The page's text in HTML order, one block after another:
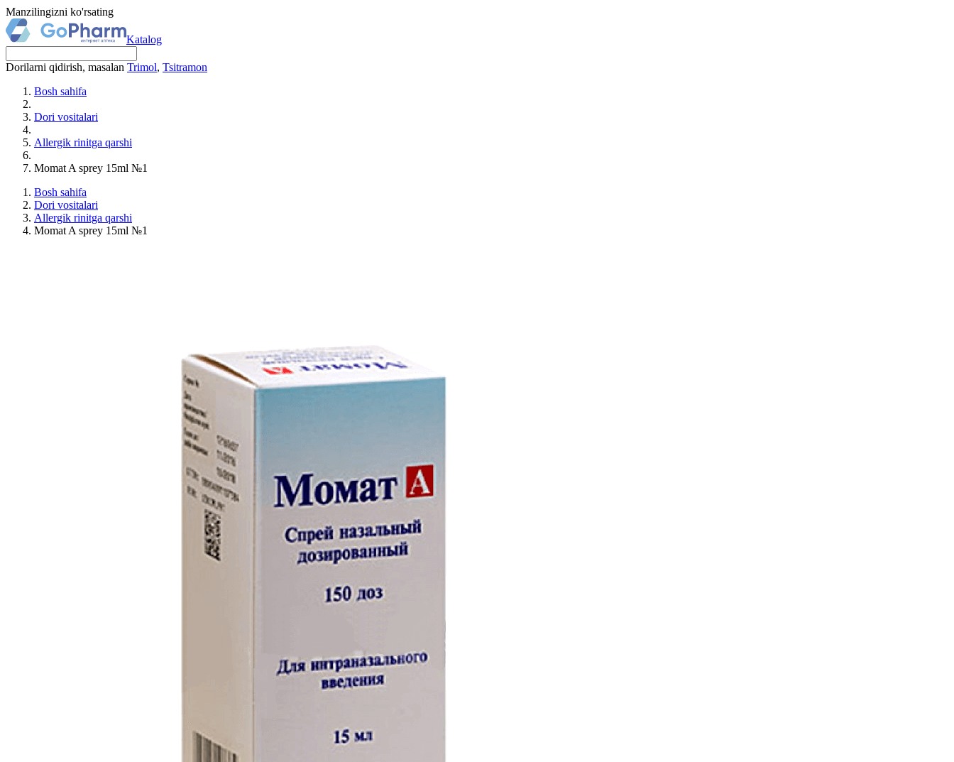
Manzilingizni ko'rsating
Katalog
Dorilarni qidirish, masalan Trimol, Tsitramon
Bosh sahifa
Dori vositalari
Allergik rinitga qarshi
Momat A sprey 15ml №1
Bosh sahifa
Dori vositalari
Allergik rinitga qarshi
Momat A sprey 15ml №1